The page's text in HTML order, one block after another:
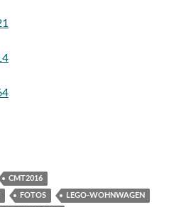
CMT2016
FOTOS LEGO-WOHNWAGEN